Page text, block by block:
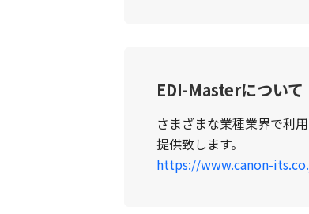
EDI-Masterについて
さまざまな業種業界で利
提供致します。
https://www.canon-